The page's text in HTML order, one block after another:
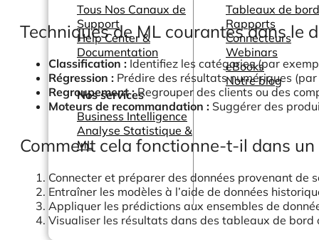
Tous Nos Canaux de
Support
Help Center &
Documentation
Nos services
Business Intelligence
Analyse Statistique &
ML
Tableaux de
Rapports
Connecteurs
Webinars
eBooks
Notre blog
Techniques de ML courantes dans le
Classification : Identifiez les catégories (par
Régression : Prédire des résultats numériques
Regroupement :Regrouper des clients ou des
Moteurs de recommandation : Suggérer des
Comment cela fonctionne-t-il dans
Connecter et préparer des données provenant de
Entraîner les modèles à l’aide de données
Appliquer les prédictions aux ensembles de
Visualiser les résultats dans des tableaux de bord